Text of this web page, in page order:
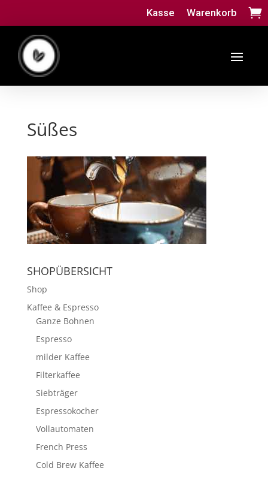
Warenkorb
Kasse
Süßes
SHOPÜBERSICHT
Shop
Kaffee & Espresso
Ganze Bohnen
Espresso
milder Kaffee
Filterkaffee
Siebträger
Espressokocher
Vollautomaten
French Press
Cold Brew Kaffee